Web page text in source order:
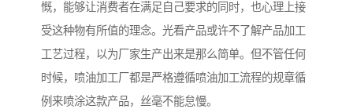
慨，能够让消费者在满足自己要求的同时，也心理上接
受这种物有所值的理念。光看产品或许不了解产品加工
工艺过程，以为厂家生产出来是那么简单。但不管任何
时候，喷油加工厂都是严格遵循喷油加工流程的规章循
例来喷涂这款产品，丝毫不能怠慢。